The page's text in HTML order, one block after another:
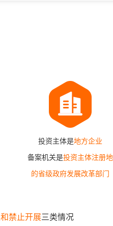
投资主体是地方企业
备案机关是投资主体注册地
的省级政府发展改革部门
禁止开展三类情况